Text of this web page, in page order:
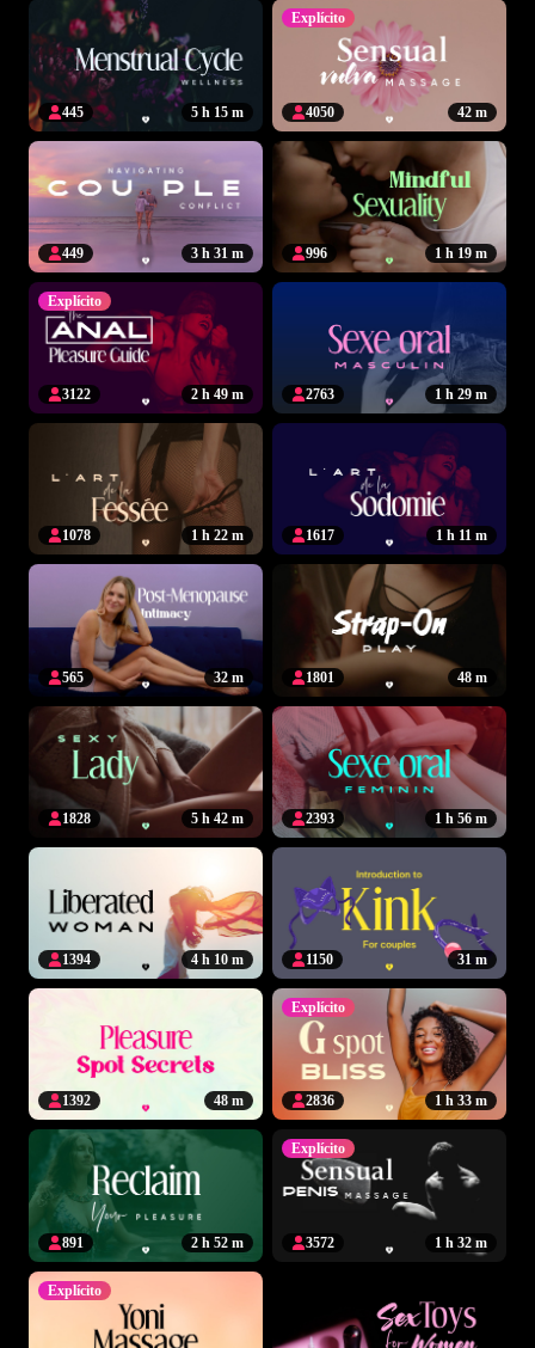
5 h 15 m
445
Explícito
42 m
4050
3 h 31 m
449 1 h 19 m
996
Explícito
2 h 49 m
3122 1 h 29 m
2763
1 h 22 m
1078 1 h 11 m
1617
32 m
565 48 m
1801
5 h 42 m
1828 1 h 56 m
2393
4 h 10 m
1394 31 m
1150
48 m
1392
Explícito
1 h 33 m
2836
2 h 52 m
891
Explícito
1 h 32 m
3572
Explícito